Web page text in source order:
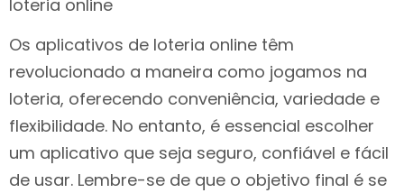
loteria online
Os aplicativos de loteria online têm
revolucionado a maneira como jogamos na
loteria, oferecendo conveniência, variedade e
flexibilidade. No entanto, é essencial escolher
um aplicativo que seja seguro, confiável e fácil
de usar. Lembre-se de que o objetivo final é se